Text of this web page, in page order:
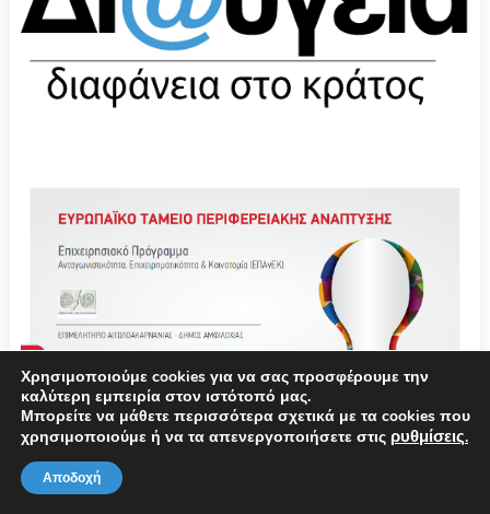
Χρησιμοποιούμε cookies για να σας προσφέρουμε την
καλύτερη εμπειρία στον ιστότοπό μας.
Μπορείτε να μάθετε περισσότερα σχετικά με τα cookies που
χρησιμοποιούμε ή να τα απενεργοποιήσετε στις ρυθμίσεις.
Αποδοχή